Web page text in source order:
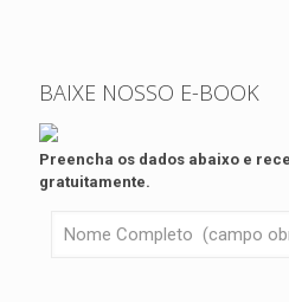
BAIXE NOSSO E-BOOK
Preencha os dados abaixo e
gratuitamente.